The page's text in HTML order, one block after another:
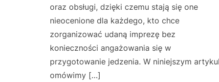
oraz obsługi, dzięki czemu stają się one
nieocenione dla każdego, kto chce
zorganizować udaną imprezę bez
konieczności angażowania się w
przygotowanie jedzenia. W niniejszym
omówimy […]